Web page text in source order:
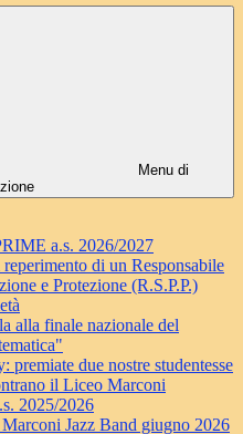
Menu di
a.s. 2026/2027
di un Responsabile
e Protezione (R.S.P.P.)
alla finale nazionale del
premiate due nostre studentesse
il Liceo Marconi
2025/2026
Jazz Band giugno 2026